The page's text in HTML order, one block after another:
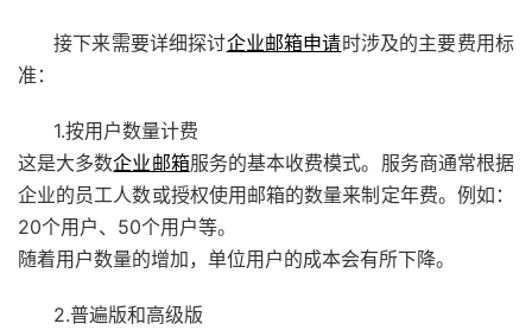
接下来需要详细探讨企业邮箱申请时涉及的主要费用标
准：
1.按用户数量计费
这是大多数企业邮箱服务的基本收费模式。服务商通常根据
企业的员工人数或授权使用邮箱的数量来制定年费。例如：
20个用户、50个用户等。
随着用户数量的增加，单位用户的成本会有所下降。
2.普遍版和高级版